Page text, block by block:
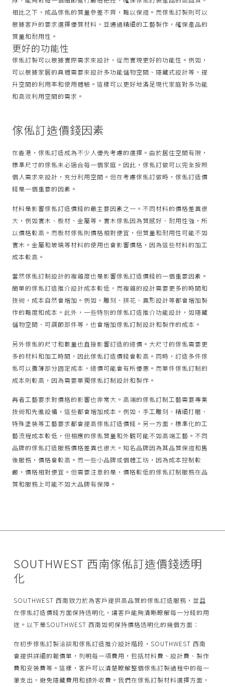
相比之下，成品傢俬的質量參差不齊，難以保證。而傢俬訂製則可以
根據客戶的要求選擇優質材料，並通過精細的工藝製作，確保產品的
質量和耐用性。
更好的功能性
傢俬訂製可以根據實際需求來設計，從而實現更好的功能性。例如，
可以根據家居的具體需要來設計多功能儲物空間、隱藏式設計等，提
升空間的利用率和使用體驗。這樣可以更好地滿足現代家庭對多功能
和高效利用空間的需求。
傢俬訂造價錢因素
在香港，傢俬訂造成為不少人優先考慮的選擇。由於居住空間有限，
標準尺寸的傢俬未必適合每一個家庭。因此，傢俬訂做可以完全按照
個人需求來設計，充分利用空間。但在考慮傢俬訂做時，傢俬訂造價
錢是一個重要的因素。
材料是影響傢俬訂造價錢的最主要因素之一。不同材料的價格差異很
大，例如實木、板材、金屬等。實木傢俬因為質感好、耐用性強，所
以價格較高。而板材傢俬則價格相對便宜，但質量和耐用性可能不如
實木。金屬和玻璃等材料的使用也會影響價格，因為這些材料的加工
成本較高。
當然傢俬訂制設計的複雜度也是影響傢俬訂造價錢的一個重要因素。
簡單的傢俬訂造推介設計成本較低，而複雜的設計需要更多的時間和
技術，成本自然會增加。例如，雕刻、拼花、異形設計等都會增加製
作的難度和成本。此外，一些特別的傢俬訂造推介功能設計，如隱藏
儲物空間、可調節部件等，也會增加傢俬訂制設計和製作的成本。
另外傢俬的尺寸和數量也直接影響訂造的總價。大尺寸的傢俬需要更
多的材料和加工時間，因此傢俬訂造價錢會較高。同時，訂造多件傢
俬可以攤薄部分固定成本，總價可能會有所優惠。而單件傢俬訂制的
成本則較高，因為需要單獨傢俬訂制設計和製作。
再者工藝要求對價格的影響也非常大。高端的傢俬訂制工藝需要專業
技術和先進設備，這些都會增加成本。例如，手工雕刻、精細打磨、
特殊塗裝等工藝要求都會提高傢俬訂造價錢。另一方面，標準化的工
藝流程成本較低，但相應的傢俬質量和外觀可能不如高端工藝。不同
品牌的傢俬訂造服務價格差異也很大。知名品牌因為其品質保證和售
後服務，價格會較高。而一些小品牌或個體工坊，因為成本控制較
嚴，價格相對便宜。但需要注意的是，價格較低的傢俬訂制服務在品
質和服務上可能不如大品牌有保障。
SOUTHWEST 西南傢俬訂造價錢透明
化
SOUTHWEST 西南致力於為客戶提供高品質的傢俬訂造服務，並且
在傢俬訂造價錢方面保持透明化，讓客戶能夠清晰瞭解每一分錢的用
途。以下是SOUTHWEST 西南如何保持價格透明化的幾個方面：
在初步傢俬訂製洽談和傢俬訂造推介設計階段，SOUTHWEST 西南
會提供詳細的報價單，列明每一項費用，包括材料費、設計費、製作
費和安裝費等。這樣，客戶可以清楚瞭解整個傢俬訂製過程中的每一
筆支出，避免隱藏費用和額外收費。我們在傢俬訂製材料選擇方面，